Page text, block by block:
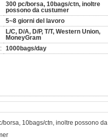
300 pc/borsa, 10bags/ctn, inoltre
possono da custumer
5~8 giorni del lavoro
L/C, D/A, D/P, T/T, Western Union,
MoneyGram
1000bags/day
borsa, 10bags/ctn, inoltre possono da